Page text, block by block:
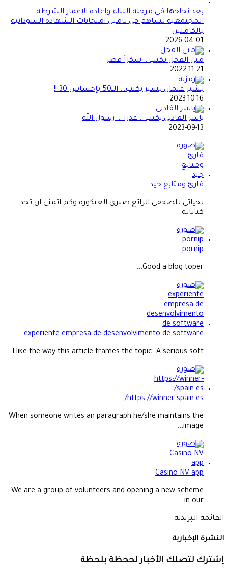
بعد نجاحها في مرحلة البناء وإعادة الإعمار الشرطة
المجتمعية تساهم في تامين امتحانات الشهادة السودانية
بالكاملين
2026-04-01
منى الفحل تكتب… شكراً قطر
2022-11-21
بشير عثمان بشير يكتب… الــ50 بإحساس 30 !!
2023-10-16
ياسر الفادني يكتب… عذرا … رسول الله
2023-09-13
قارئ ومتابع جيد
تحياتي للصحفي الرائع صبري العيكورة وكم اتمنى ان تجد
كتاباته...
pornip
Good a blog toper...
experiente empresa de desenvolvimento de software
I like the way this article frames the topic. A serious soft...
https://winner-spain.es/
When someone writes an paragraph he/she maintains the
image...
Casino NV app
We are a group of volunteers and opening a new scheme
in our...
القائمة البريدية
النشرة الإخبارية
إشترك لتصلك الأخبار لححظة بلحظة